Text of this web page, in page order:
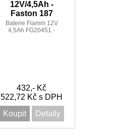
12V/4,5Ah -
Faston 187
Baterie Fiamm 12V
4,5Ah FG20451 -
432,- Kč
522,72 Kč s DPH
Koupit
Detaily